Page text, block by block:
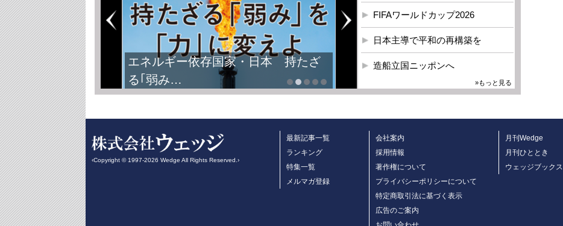
エネルギー依存国家・日本 持たざ
る｢弱み…
FIFAワールドカップ2026
日本主導で平和の再構築を
造船立国ニッポンへ
»もっと見る
‹Copyright © 1997-2026 Wedge All Rights Reserved.›
最新記事一覧
ランキング
特集一覧
メルマガ登録
会社案内
採用情報
著作権について
プライバシーポリシーについて
特定商取引法に基づく表示
広告のご案内
月刊Wedge
月刊ひととき
ウェッジブックス